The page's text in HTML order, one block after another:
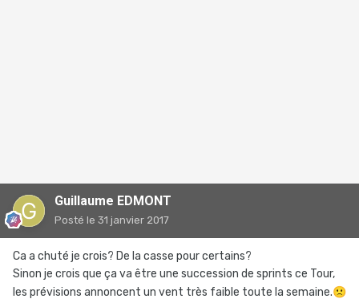
Guillaume EDMONT
Posté le 31 janvier 2017
Ca a chuté je crois? De la casse pour certains?
Sinon je crois que ça va être une succession de sprints ce Tour,
les prévisions annoncent un vent très faible toute la semaine.🙁